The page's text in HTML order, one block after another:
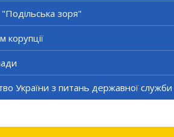
"Подільська зоря"
корупції
України з питань державної служби